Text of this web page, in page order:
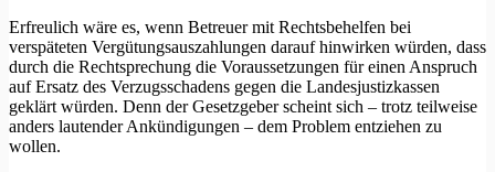
Erfreulich wäre es, wenn Betreuer mit Rechtsbehelfen bei
verspäteten Vergütungsauszahlungen darauf hinwirken würden, dass
durch die Rechtsprechung die Voraussetzungen für einen Anspruch
auf Ersatz des Verzugsschadens gegen die Landesjustizkassen
geklärt würden. Denn der Gesetzgeber scheint sich – trotz teilweise
anders lautender Ankündigungen – dem Problem entziehen zu
wollen.